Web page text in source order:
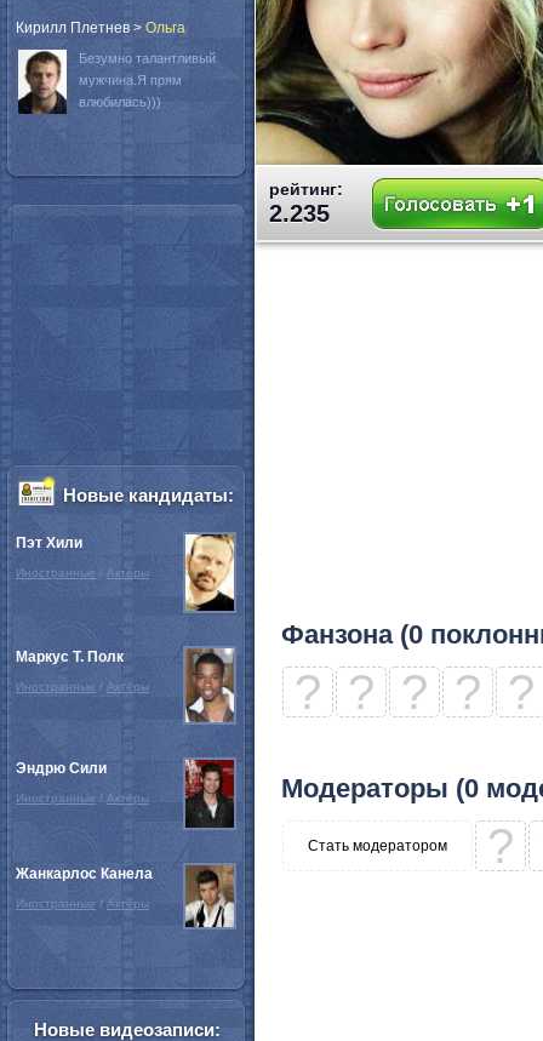
рейтинг:
2.235
Фанзона (0
? ? ? ? ?
Модераторы (0
Стать модератором ?
Кирилл Плетнев > Oльга
Безумно талантливый
мужчина.Я прям
влюбилась)))
Новые кандидаты:
Пэт Хили
Иностранные / Актёры
Маркус Т. Полк
Иностранные / Актёры
Эндрю Сили
Иностранные / Актёры
Жанкарлос Канела
Иностранные / Актёры
Новые видеозаписи: